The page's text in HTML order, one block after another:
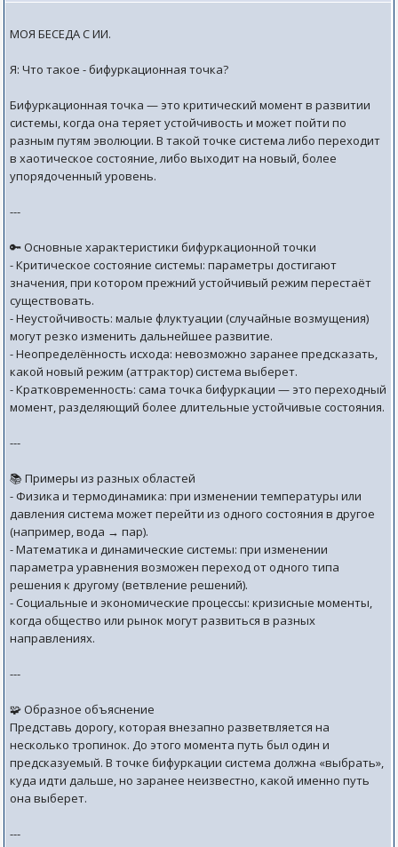
МОЯ БЕСЕДА С ИИ.
Я: Что такое - бифуркационная точка?
Бифуркационная точка — это критический момент в развитии
системы, когда она теряет устойчивость и может пойти по
разным путям эволюции. В такой точке система либо переходит
в хаотическое состояние, либо выходит на новый, более
упорядоченный уровень.
---
🔑 Основные характеристики бифуркационной точки
- Критическое состояние системы: параметры достигают
значения, при котором прежний устойчивый режим перестаёт
существовать.
- Неустойчивость: малые флуктуации (случайные возмущения)
могут резко изменить дальнейшее развитие.
- Неопределённость исхода: невозможно заранее предсказать,
какой новый режим (аттрактор) система выберет.
- Кратковременность: сама точка бифуркации — это переходный
момент, разделяющий более длительные устойчивые состояния.
---
📚 Примеры из разных областей
- Физика и термодинамика: при изменении температуры или
давления система может перейти из одного состояния в другое
(например, вода → пар).
- Математика и динамические системы: при изменении
параметра уравнения возможен переход от одного типа
решения к другому (ветвление решений).
- Социальные и экономические процессы: кризисные моменты,
когда общество или рынок могут развиться в разных
направлениях.
---
🧩 Образное объяснение
Представь дорогу, которая внезапно разветвляется на
несколько тропинок. До этого момента путь был один и
предсказуемый. В точке бифуркации система должна «выбрать»,
куда идти дальше, но заранее неизвестно, какой именно путь
она выберет.
---